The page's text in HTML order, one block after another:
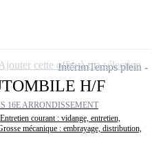
H/F
16E ARRONDISSEMENT
courant : vidange, entretien,
mécanique : embrayage, distribution,
IntérimTemps plein
Ajouter cette offre à ma sélection